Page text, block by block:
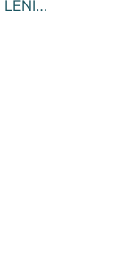
LENI…